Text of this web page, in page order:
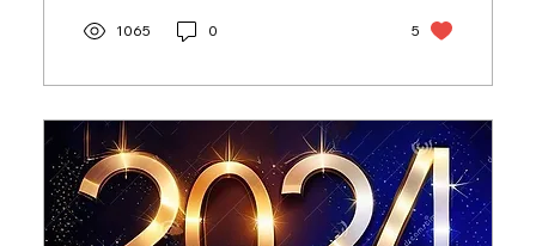
1065 0 5